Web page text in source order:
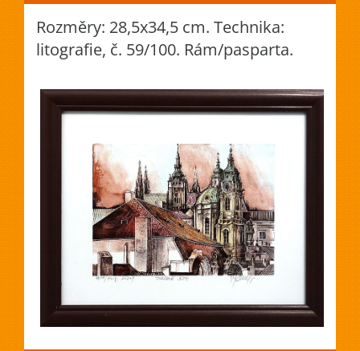
Rozměry: 28,5x34,5 cm. Technika:
litografie, č. 59/100. Rám/pasparta.